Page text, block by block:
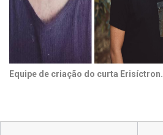
Equipe de criação do curta Erisíctron.